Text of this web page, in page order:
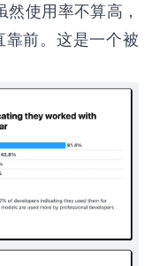
使用率不算高，
靠前。这是一个被